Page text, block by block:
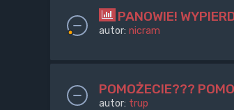
PANOWIE!
autor: nicram
POMOŻECIE???
autor: trup